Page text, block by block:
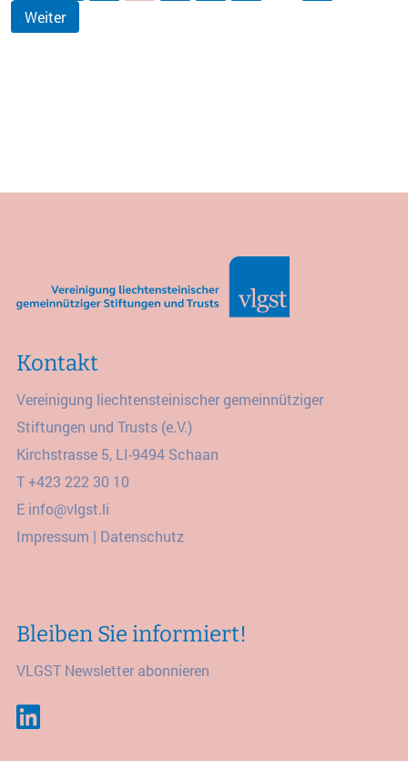
Weiter
Kontakt
Vereinigung liechtensteinischer gemeinnütziger
Stiftungen und Trusts (e.V.)
Kirchstrasse 5, LI-9494 Schaan
T+423 222 30 10
E info@vlgst.li
Impressum | Datenschutz
Bleiben Sie informiert!
VLGST Newsletter abonnieren